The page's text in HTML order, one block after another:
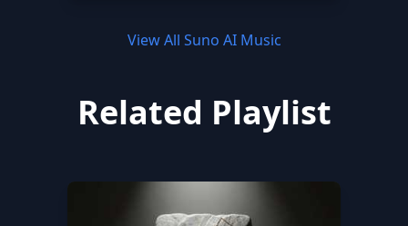
View All Suno AI Music
Related Playlist